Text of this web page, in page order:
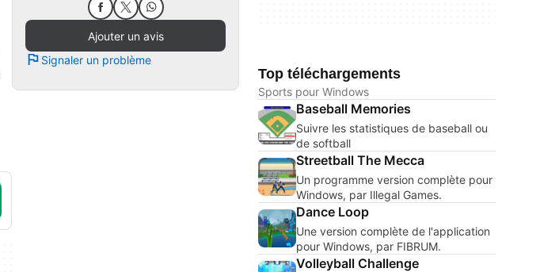
Ajouter un avis
Signaler un problème
Top téléchargements
Sports pour Windows
Baseball Memories
Suivre les statistiques de baseball ou
de softball
Streetball The Mecca
Un programme version complète pour
Windows, par Illegal Games.
Dance Loop
Une version complète de l'application
pour Windows, par FIBRUM.
Volleyball Challenge